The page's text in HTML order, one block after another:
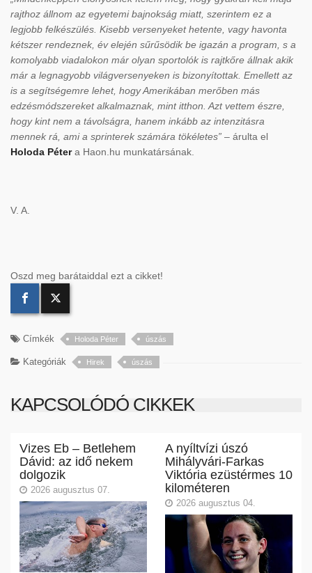
rajthoz állnom az egyetemi bajnokság miatt, szerintem ez a
legjobb felkészülés. Kisebb versenyeket hetente, vagy havonta
kétszer rendeznek, év elején sűrűsödik be igazán a program, s a
komolyabb viadalokon már olyan sportolók is rajtkőre állnak akik
már a legnagyobb világversenyeken is bizonyítottak. Emellett az
is a segítségemre lehet, hogy Amerikában merőben más
edzésmódszereket alkalmaznak, mint itthon. Azt vettem észre,
hogy kint nem a távolságra, hanem inkább az intenzitásra
mennek rá, ami a sprinterek számára tökéletes” – árulta el
Holoda Pétera Haon.hu munkatársának.
V. A.
Oszd meg barátaiddal ezt a cikket!
Címkék Holoda Péter úszás
Kategóriák Hirek úszás
KAPCSOLÓDÓ CIKKEK
Vizes Eb – Betlehem
Dávid: az idő nekem
dolgozik
2026 augusztus 07.
A nyíltvízi úszó
Mihályvári-Farkas
Viktória ezüstérmes 10
kilométeren
2026 augusztus 04.